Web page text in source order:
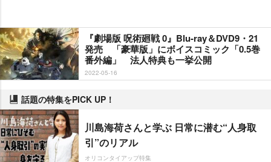
『劇場版 呪術廻戦 0』Blu-ray＆DVD9・21
発売 「豪華版」にボイスコミック「0.5巻
番外編」 法人特典も一挙公開
2022-05-16
話題の特集をPICK UP！
川島海荷さんと学ぶ 日常に潜む“人身取
引”のリアル
オリコンタイアップ特集